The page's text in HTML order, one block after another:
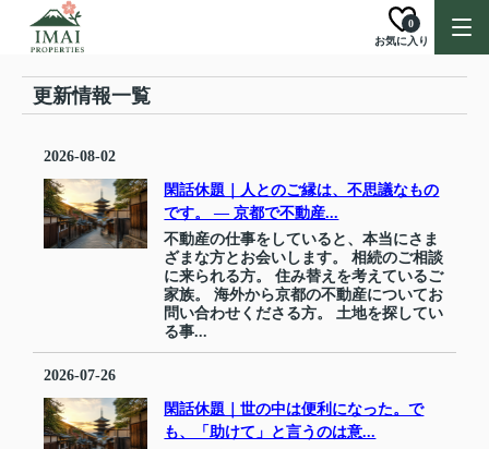
お気に入り
0
更新情報一覧
2026-08-02
閑話休題｜人とのご縁は、不思議なもの
です。 ― 京都で不動産...
不動産の仕事をしていると、本当にさま
ざまな方とお会いします。 相続のご相談
に来られる方。 住み替えを考えているご
家族。 海外から京都の不動産についてお
問い合わせくださる方。 土地を探してい
る事...
2026-07-26
閑話休題｜世の中は便利になった。で
も、「助けて」と言うのは意...